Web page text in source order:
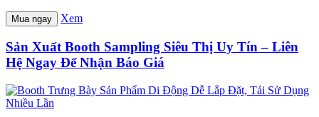
Mua ngay Xem
Sản Xuất Booth Sampling Siêu Thị Uy Tín – Liên
Hệ Ngay Để Nhận Báo Giá